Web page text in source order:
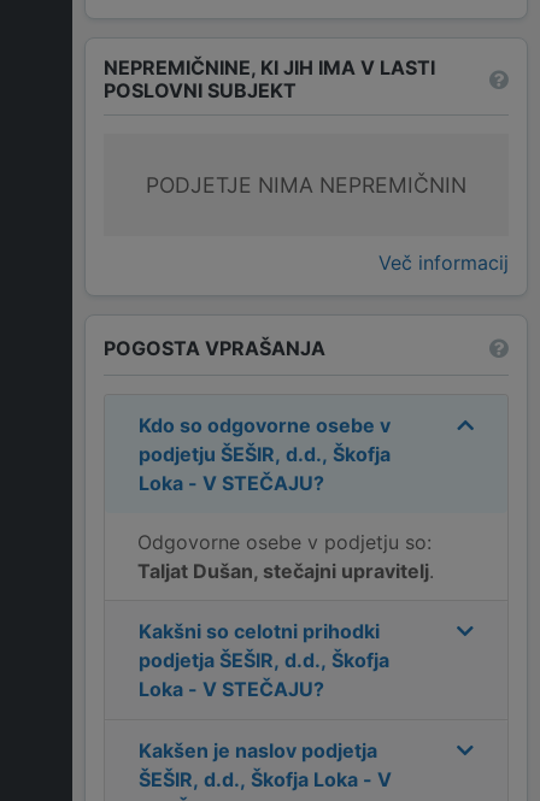
NEPREMIČNINE, KI JIH IMA V LASTI
POSLOVNI SUBJEKT
PODJETJE NIMA NEPREMIČNIN
Več informacij
POGOSTA VPRAŠANJA
Kdo so odgovorne osebe v
podjetju ŠEŠIR, d.d., Škofja
Loka - V STEČAJU?
Odgovorne osebe v podjetju so:
Taljat Dušan, stečajni upravitelj.
Kakšni so celotni prihodki
podjetja ŠEŠIR, d.d., Škofja
Loka - V STEČAJU?
Kakšen je naslov podjetja
ŠEŠIR, d.d., Škofja Loka - V